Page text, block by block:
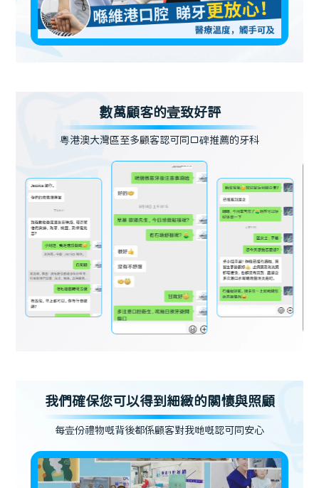
數萬顧客的壹致好評
粵港澳大灣區至多顧客認可同口碑推薦的牙科
我們確保您可以得到細緻的關懷與照顧
每壹份禮物嘅背後都係顧客對我哋嘅認可同安心